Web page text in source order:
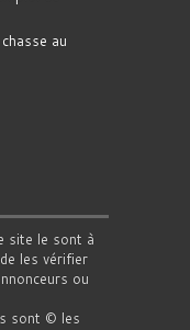
au
site le sont à
les vérifier
ou
sont © les